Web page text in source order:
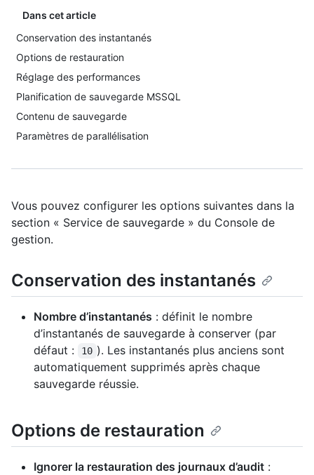
Dans cet article
Conservation des instantanés
Options de restauration
Réglage des performances
Planification de sauvegarde MSSQL
Contenu de sauvegarde
Paramètres de parallélisation
Vous pouvez configurer les options suivantes dans la
section « Service de sauvegarde » du Console de
gestion.
Conservation des instantanés
Nombre d’instantanés : définit le nombre
d’instantanés de sauvegarde à conserver (par
défaut :
10 ). Les instantanés plus anciens sont
automatiquement supprimés après chaque
sauvegarde réussie.
Options de restauration
Ignorer la restauration des journaux d’audit :